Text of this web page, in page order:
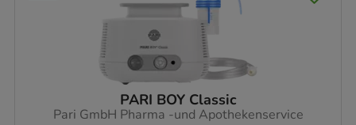
PARI BOY Classic
Pari GmbH Pharma -und Apothekenservice